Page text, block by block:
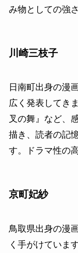
み物としての強
川崎三枝子
日南町出身の漫
広く発表してき
叉の舞』など、
描き、読者の記
す。ドラマ性の
京町妃紗
鳥取県出身の漫
く手がけていま